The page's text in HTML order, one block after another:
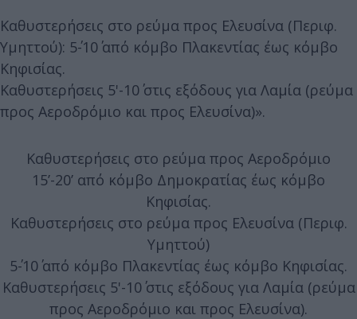
Καθυστερήσεις στο ρεύμα προς Ελευσίνα (Περιφ.
Υμηττού): 5΄-10΄ από κόμβο Πλακεντίας έως κόμβο
Κηφισίας.
Καθυστερήσεις 5'-10΄ στις εξόδους για Λαμία (ρεύμα
προς Αεροδρόμιο και προς Ελευσίνα)».
Καθυστερήσεις στο ρεύμα προς Αεροδρόμιο
15’-20’ από κόμβο Δημοκρατίας έως κόμβο
Κηφισίας.
Καθυστερήσεις στο ρεύμα προς Ελευσίνα (Περιφ.
Υμηττού)
5΄-10΄ από κόμβο Πλακεντίας έως κόμβο Κηφισίας.
Καθυστερήσεις 5'-10΄ στις εξόδους για Λαμία (ρεύμα
προς Αεροδρόμιο και προς Ελευσίνα).